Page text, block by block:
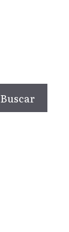
Buscar